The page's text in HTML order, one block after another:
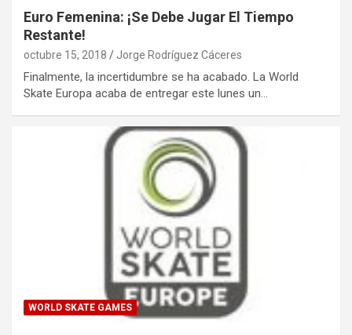
Euro Femenina: ¡Se Debe Jugar El Tiempo
Restante!
octubre 15, 2018 Jorge Rodríguez Cáceres
Finalmente, la incertidumbre se ha acabado. La World
Skate Europa acaba de entregar este lunes un…
WORLD SKATE GAMES